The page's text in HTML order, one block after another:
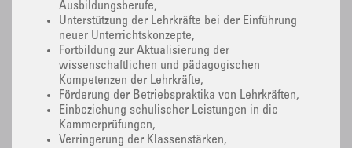
Ausbildungsberufe,
Unterstützung der Lehrkräfte bei der Einführung
neuer Unterrichtskonzepte,
Fortbildung zur Aktualisierung der
wissenschaftlichen und pädagogischen
Kompetenzen der Lehrkräfte,
Förderung der Betriebspraktika von Lehrkräften,
Einbeziehung schulischer Leistungen in die
Kammerprüfungen,
Verringerung der Klassenstärken,